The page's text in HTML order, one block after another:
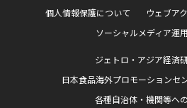
個人情報保護について
ウェブア
ソーシャルメディア運
ジェトロ・アジア経済
日本食品海外プロモーションセ
各種自治体・機関等へ